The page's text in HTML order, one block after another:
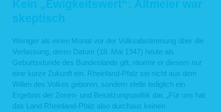
Kein „Ewigkeitswert“: Altmeier war
skeptisch
Weniger als einen Monat vor der Volksabstimmung über die
Verfassung, deren Datum (18. Mai 1947) heute als
Geburtsstunde des Bundeslands gilt, räumte er diesem nur
eine kurze Zukunft ein. Rheinland-Pfalz sei nicht aus dem
Willen des Volkes geboren, sondern stelle lediglich ein
Ergebnis der Zonen- und Besatzungspolitik dar. „Für uns hat
das Land Rheinland-Pfalz also durchaus keinen